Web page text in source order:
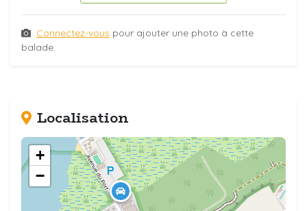
Connectez-vous pour ajouter une photo à cette
balade.
Localisation
+
−